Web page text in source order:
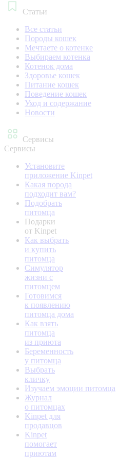
Статьи
Все статьи
Породы кошек
Мечтаете о котенке
Выбираем котенка
Котенок дома
Здоровье кошек
Питание кошек
Поведение кошек
Уход и содержание
Новости
Сервисы
Сервисы
Установите
приложение Kinpet
Какая порода
подходит вам?
Подобрать
питомца
Подарки
от Kinpet
Как выбрать
и купить
питомца
Симулятор
жизни с
питомцем
Готовимся
к появлению
питомца дома
Как взять
питомца
из приюта
Беременность
у питомца
Выбрать
кличку
Изучаем эмоции питомца
Журнал
о питомцах
Kinpet для
продавцов
Kinpet
помогает
приютам